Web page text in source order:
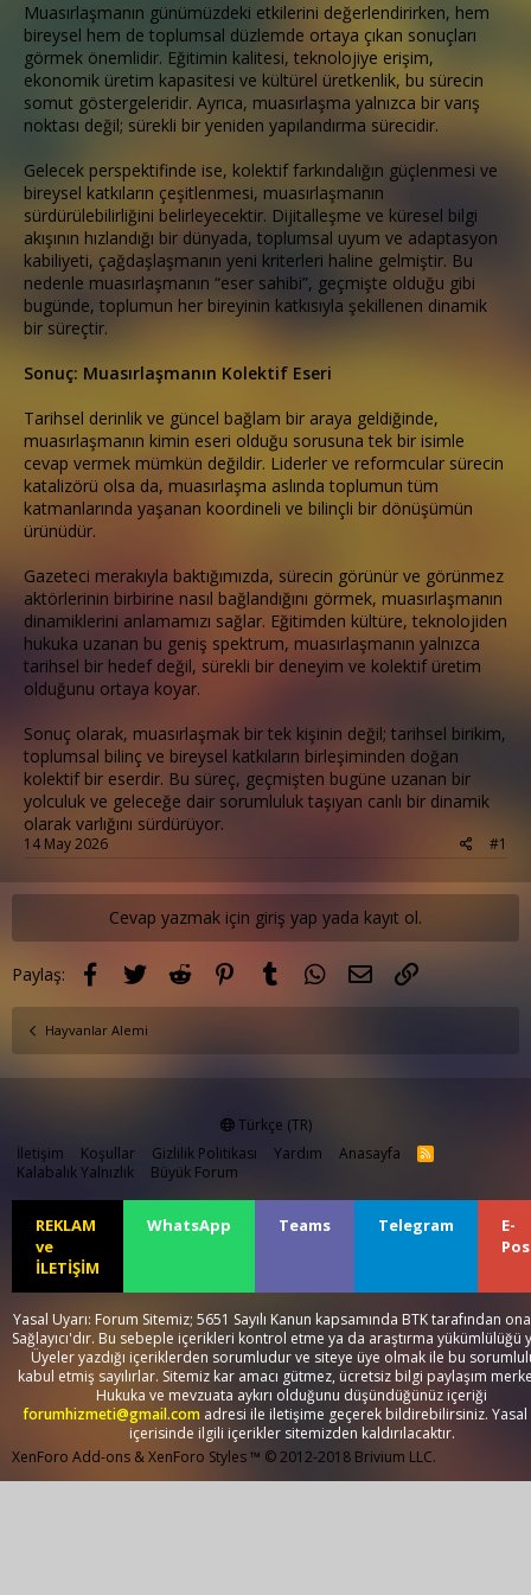
Muasırlaşmanın günümüzdeki etkilerini değerlendirirken, hem
bireysel hem de toplumsal düzlemde ortaya çıkan sonuçları
görmek önemlidir. Eğitimin kalitesi, teknolojiye erişim,
ekonomik üretim kapasitesi ve kültürel üretkenlik, bu sürecin
somut göstergeleridir. Ayrıca, muasırlaşma yalnızca bir varış
noktası değil; sürekli bir yeniden yapılandırma sürecidir.
Gelecek perspektifinde ise, kolektif farkındalığın güçlenmesi ve
bireysel katkıların çeşitlenmesi, muasırlaşmanın
sürdürülebilirliğini belirleyecektir. Dijitalleşme ve küresel bilgi
akışının hızlandığı bir dünyada, toplumsal uyum ve adaptasyon
kabiliyeti, çağdaşlaşmanın yeni kriterleri haline gelmiştir. Bu
nedenle muasırlaşmanın “eser sahibi”, geçmişte olduğu gibi
bugünde, toplumun her bireyinin katkısıyla şekillenen dinamik
bir süreçtir.
Sonuç: Muasırlaşmanın Kolektif Eseri
Tarihsel derinlik ve güncel bağlam bir araya geldiğinde,
muasırlaşmanın kimin eseri olduğu sorusuna tek bir isimle
cevap vermek mümkün değildir. Liderler ve reformcular sürecin
katalizörü olsa da, muasırlaşma aslında toplumun tüm
katmanlarında yaşanan koordineli ve bilinçli bir dönüşümün
ürünüdür.
Gazeteci merakıyla baktığımızda, sürecin görünür ve görünmez
aktörlerinin birbirine nasıl bağlandığını görmek, muasırlaşmanın
dinamiklerini anlamamızı sağlar. Eğitimden kültüre, teknolojiden
hukuka uzanan bu geniş spektrum, muasırlaşmanın yalnızca
tarihsel bir hedef değil, sürekli bir deneyim ve kolektif üretim
olduğunu ortaya koyar.
Sonuç olarak, muasırlaşmak bir tek kişinin değil; tarihsel birikim,
toplumsal bilinç ve bireysel katkıların birleşiminden doğan
kolektif bir eserdir. Bu süreç, geçmişten bugüne uzanan bir
yolculuk ve geleceğe dair sorumluluk taşıyan canlı bir dinamik
olarak varlığını sürdürüyor.
14 May 2026 #1
Cevap yazmak için giriş yap yada kayıt ol.
Paylaş: Facebook
TwitterReddit PinterestTumblrWhatsApp
E-postaLink
Hayvanlar Alemi
Türkçe (TR)
İletişim
Koşullar Gizlilik Politikası Yardım Anasayfa
R
S
Kalabalık Yalnızlık Büyük Forum
REKLAM
ve
İLETİŞİM
WhatsApp Teams Telegram
E-
Yasal Uyarı: Forum Sitemiz; 5651 Sayılı Kanun kapsamında BTK tarafından
Sağlayıcı'dır. Bu sebeple içerikleri kontrol etme ya da araştırma yükümlülüğü
Üyeler yazdığı içeriklerden sorumludur ve siteye üye olmak ile bu
kabul etmiş sayılırlar. Sitemiz kar amacı gütmez, ücretsiz bilgi paylaşım
Hukuka ve mevzuata aykırı olduğunu düşündüğünüz içeriği
forumhizmeti@gmail.com adresi ile iletişime geçerek bildirebilirsiniz. Yasal
içerisinde ilgili içerikler sitemizden kaldırılacaktır.
XenForo Add-ons &XenForo Styles™ © 2012-2018 Brivium LLC.